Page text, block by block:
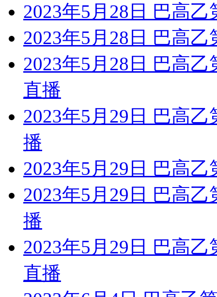
2023年5月28日 巴高
2023年5月28日 巴高
2023年5月28日 巴高
直播
2023年5月29日 巴高
播
2023年5月29日 巴高
2023年5月29日 巴高
播
2023年5月29日 巴高
直播